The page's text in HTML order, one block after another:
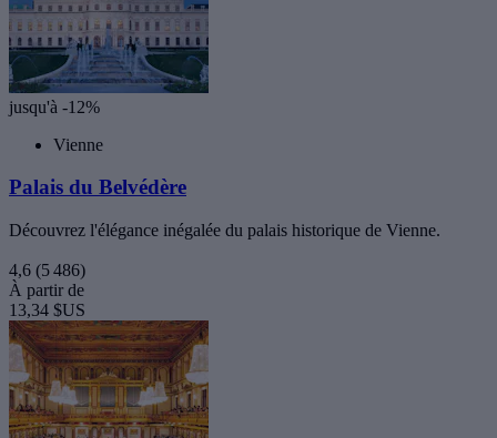
jusqu'à -12%
Vienne
Palais du Belvédère
Découvrez l'élégance inégalée du palais historique de Vienne.
4,6 (5 486)
À partir de
13,34 $US